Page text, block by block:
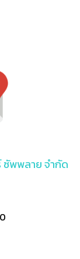
ซัพพลาย จำกัด